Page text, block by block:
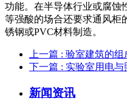
功能。在半导体行业或腐蚀
等强酸的场合还要求通风柜
锈钢或PVC材料制造。
上一篇 : 验室建筑的
下一篇 : 实验室用电与
新闻资讯